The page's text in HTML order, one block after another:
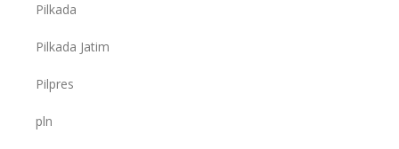
Pilkada
Pilkada Jatim
Pilpres
pln